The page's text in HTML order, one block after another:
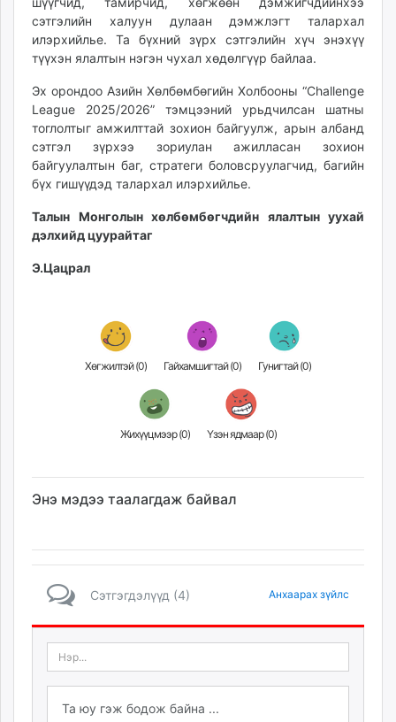
сэтгэлийн халуун дулаан дэмжлэгт талархал
илэрхийлье. Та бүхний зүрх сэтгэлийн хүч энэхүү
түүхэн ялалтын нэгэн чухал хөдөлгүүр байлаа.
Эх орондоо Азийн Хөлбөмбөгийн Холбооны “Challenge
League 2025/2026” тэмцээний урьдчилсан шатны
тоглолтыг амжилттай зохион байгуулж, арын албанд
сэтгэл зүрхээ зориулан ажилласан зохион
байгуулалтын баг, стратеги боловсруулагчид, багийн
бүх гишүүдэд талархал илэрхийлье.
Талын Монголын хөлбөмбөгчдийн ялалтын уухай
дэлхийд цуурайтаг
Э.Цацрал
Хөгжилтэй (0) Гайхамшигтай (0) Гунигтай (0)
Жихүүцмээр (0) Үзэн ядмаар (0)
Энэ мэдээ таалагдаж байвал
Сэтгэгдэлүүд (4) Анхаарах зүйлс